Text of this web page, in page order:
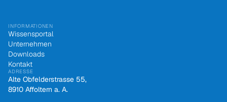
INFORMATIONEN
Wissensportal
Unternehmen
Downloads
Kontakt
ADRESSE
Alte Obfelderstrasse 55,
8910 Affoltern a. A.